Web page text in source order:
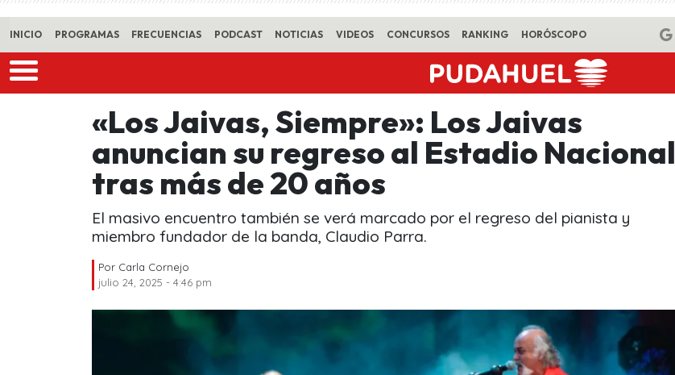
INICIO PROGRAMAS FRECUENCIAS PODCAST NOTICIAS VIDEOS CONCURSOS RANKING HORÓSCOPO
«Los Jaivas, Siempre»: Los Jaivas
anuncian su regreso al Estadio Nacional
tras más de 20 años
El masivo encuentro también se verá marcado por el regreso del pianista y
miembro fundador de la banda, Claudio Parra.
Por Carla Cornejo
julio 24, 2025 - 4:46 pm